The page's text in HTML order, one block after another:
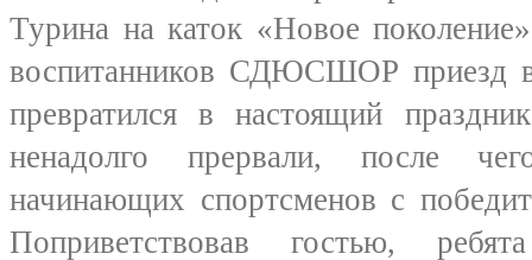
Турина на каток «Новое
воспитанников СДЮСШОР приезд
превратился в настоящий
ненадолго прервали, после
начинающих спортсменов с
Поприветствовав гостью,